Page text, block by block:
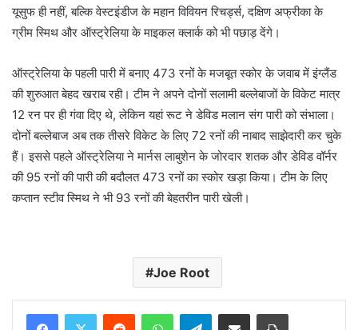
यूसुफ ही नहीं, बल्कि वेस्टइंडीज के महान विवियन रिचर्ड्स, दक्षिण अफ्रीका के
ग्रीम स्मिथ और ऑस्ट्रेलिया के माइकल क्लार्क को भी पछाड़ देंगे।
ऑस्ट्रेलिया के पहली पारी में बनाए 473 रनों के मजबूत स्कोर के जवाब में इंग्लैंड
की शुरुआत बेहद खराब रही। टीम ने अपने दोनों सलामी बल्लेबाजों के विकेट मात्र
12 रन पर ही गंवा दिए थे, लेकिन यहां रूट ने डेविड मलान संग पारी को संभाला।
दोनों बल्लेबाज अब तक तीसरे विकेट के लिए 72 रनों की नाबाद साझेदारी कर चुके
हैं। इससे पहले ऑस्ट्रेलिया ने मार्नस लाबुशेन के जोरदार शतक और डेविड वॉर्नर
की 95 रनों की पारी की बदौलत 473 रनों का स्कोर खड़ा किया। टीम के लिए
कप्तान स्टीव स्मिथ ने भी 93 रनों की बेहतरीन पारी खेली।
Joe Root
Telegram